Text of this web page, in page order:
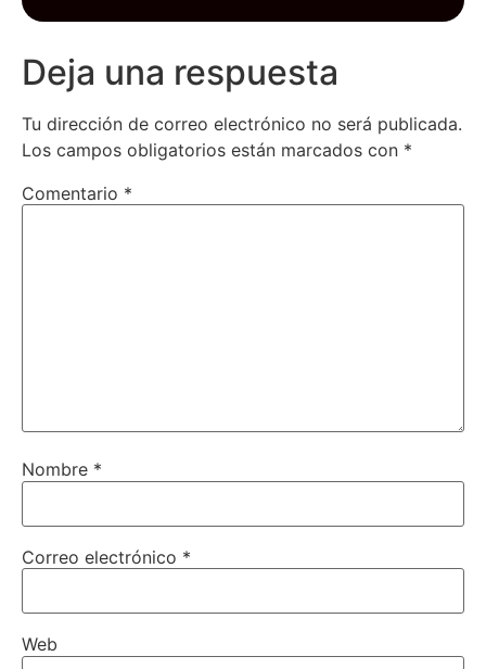
Deja una respuesta
Tu dirección de correo electrónico no será publicada.
Los campos obligatorios están marcados con *
Comentario *
Nombre *
Correo electrónico *
Web